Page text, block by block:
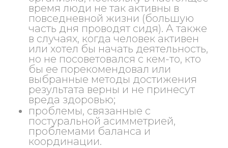
время люди не так активны в
повседневной жизни (большую
часть дня проводят сидя). А также
в случаях, когда человек активен
или хотел бы начать деятельность,
но не посоветовался с кем-то, кто
бы ее порекомендовал или
выбранные методы достижения
результата верны и не принесут
вреда здоровью;
проблемы, связанные с
постуральной асимметрией,
проблемами баланса и
координации.